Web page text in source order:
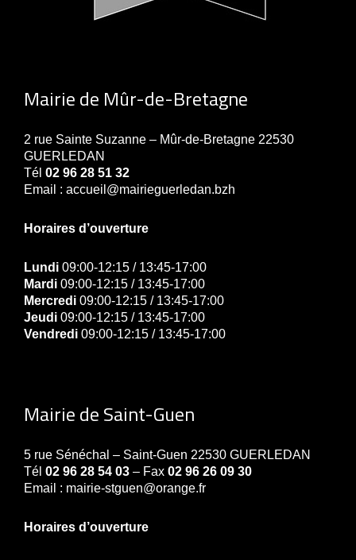
Mairie de Mûr-de-Bretagne
2 rue Sainte Suzanne – Mûr-de-Bretagne 22530
GUERLEDAN
Tél 02 96 28 51 32
Email : accueil@mairieguerledan.bzh
Horaires d’ouverture
Lundi 09:00-12:15 / 13:45-17:00
Mardi 09:00-12:15 / 13:45-17:00
Mercredi 09:00-12:15 / 13:45-17:00
Jeudi 09:00-12:15 / 13:45-17:00
Vendredi 09:00-12:15 / 13:45-17:00
Mairie de Saint-Guen
5 rue Sénéchal – Saint-Guen 22530 GUERLEDAN
Tél 02 96 28 54 03 – Fax 02 96 26 09 30
Email : mairie-stguen@orange.fr
Horaires d’ouverture